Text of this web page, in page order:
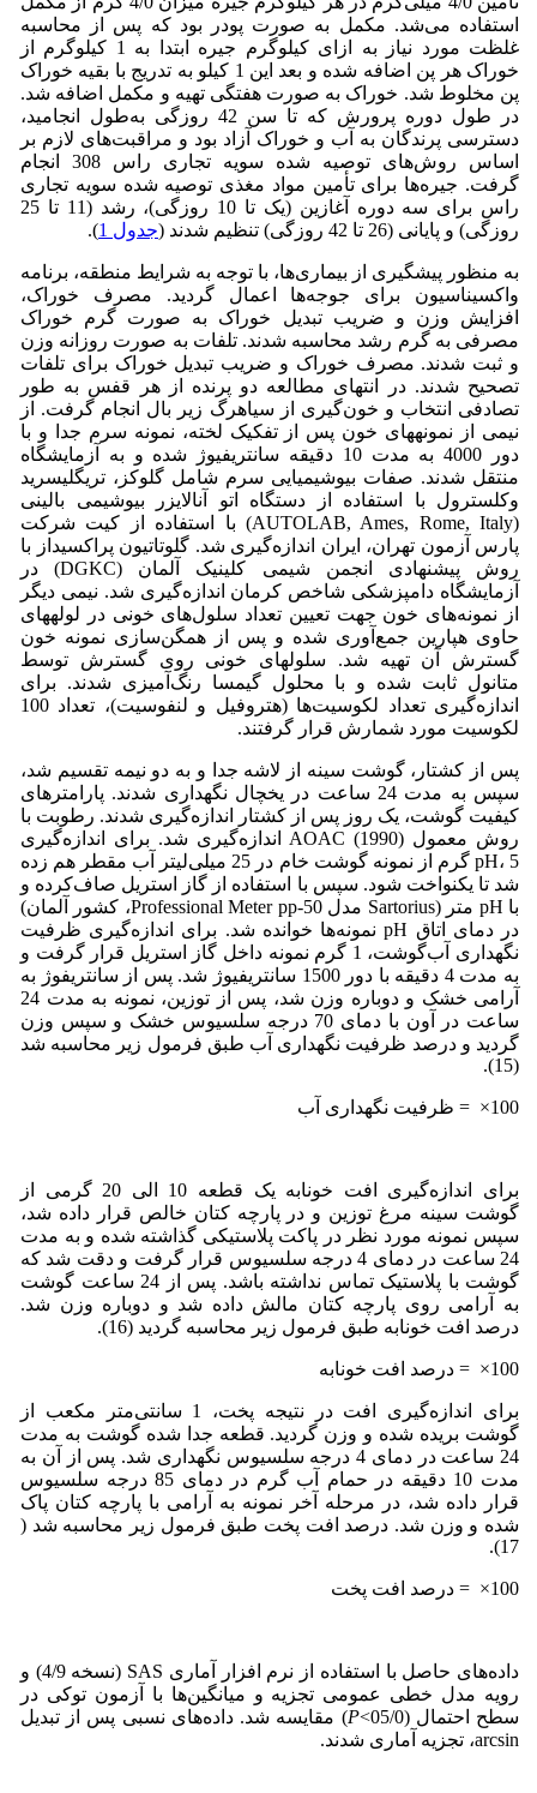
استفاده می‌شد. مکمل‌ به صورت پودر بود که پس از محاسبه
غلظت مورد نیاز به ازای کیلوگرم جیره ابتدا به 1 کیلوگرم از
خوراک هر پن اضافه شده و بعد این 1 کیلو به تدریج با بقیه خوراک
پن مخلوط شد. خوراک به صورت هفتگی تهیه و مکمل اضافه شد.
در طول دوره پرورش که تا سن 42 روزگی به‌طول انجامید،
دسترسی پرندگان به آب و خوراک آزاد بود و مراقبت‌های لازم بر
اساس روش‌های توصیه شده سویه تجاری راس 308 انجام
گرفت. جیره‌ها برای تأمین مواد مغذی توصیه شده سویه تجاری
راس برای سه دوره آغازین (یک تا 10 روزگی)، رشد (11 تا 25
روزگی) و پایانی (26 تا 42 روزگی) تنظیم شدند (
جدول 1 ).
به منظور پیشگیری از بیماری‌ها، با توجه به شرایط منطقه، برنامه
واکسیناسیون برای جوجه‌ها اعمال گردید. مصرف خوراک،
افزایش وزن و ضریب تبدیل خوراک به صورت گرم خوراک
مصرفی به گرم رشد محاسبه شدند. تلفات به صورت روزانه وزن
و ثبت شدند. مصرف خوراک و ضریب تبدیل خوراک برای تلفات
تصحیح شدند. در انتهای مطالعه دو پرنده از هر قفس به طور
تصادفی انتخاب و خون‌گیری از سیاهرگ زیر بال انجام گرفت. از
نیمی از نمونه‏های خون پس از تفکیک لخته، نمونه سرم جدا و با
دور 4000 به مدت 10 دقیقه سانتریفیوژ شده و به آزمایشگاه
منتقل شدند. صفات بیوشیمیایی سرم شامل گلوکز، تری‏گلیسرید
وکلسترول با استفاده از دستگاه اتو آنالایزر بیوشیمی بالینی
(AUTOLAB, Ames, Rome, Italy) با استفاده از کیت شرکت
پارس آزمون تهران، ایران اندازه‌گیری شد. گلوتاتیون پراکسیداز با
روش پیشنهادی انجمن شیمی کلینیک آلمان (DGKC) در
آزمایشگاه دامپزشکی شاخص کرمان اندازه‌گیری شد. نیمی دیگر
از نمونه‌های خون جهت تعیین تعداد سلول‌های خونی در لوله‏های
حاوی هپارین جمع‌آوری شده و پس از همگن‌سازی نمونه خون
گسترش آن تهیه شد. سلول‏های خونی روی گسترش توسط
متانول ثابت شده و با محلول گیمسا رنگ‌آمیزی ‌شدند. برای
اندازه‌گیری تعداد لکوسیت‌ها (هتروفیل و لنفوسیت)، تعداد 100
لکوسیت مورد شمارش قرار گرفتند.
پس از کشتار، گوشت سینه از لاشه جدا و به دو نیمه تقسیم شد،
سپس به مدت 24 ساعت در یخچال نگهداری شدند. پارامترهای
کیفیت گوشت، یک روز پس از کشتار اندازه‌گیری شدند. رطوبت با
روش معمول AOAC (1990) اندازه‌گیری شد. برای اندازه‌گیری
pH، 5 گرم از نمونه گوشت خام در 25 میلی‌لیتر آب مقطر هم زده
شد تا یکنواخت شود. سپس با استفاده از گاز استریل صاف‌کرده و
با pH متر (Sartorius مدل Professional Meter pp-50، کشور آلمان)
در دمای اتاق pH نمونه‌ها خوانده ‌شد. برای اندازه‌گیری ظرفیت
نگهداری آب‌گوشت، 1 گرم نمونه داخل گاز استریل قرار گرفت و
به مدت 4 دقیقه با دور 1500 سانتریفیوژ شد. پس از سانتریفوژ به
آرامی خشک و دوباره وزن شد، پس از توزین، نمونه به مدت 24
ساعت در آون با دمای 70 درجه سلسیوس خشک و سپس وزن
گردید و درصد ظرفیت نگهداری آب طبق فرمول زیر محاسبه شد
(15).
100× = ظرفیت نگهداری آب
برای اندازه‌گیری افت خونابه یک قطعه 10 الی 20 گرمی از
گوشت سینه مرغ توزین و در پارچه کتان خالص قرار داده شد،
سپس نمونه مورد نظر در پاکت پلاستیکی گذاشته‌ شده و به مدت
24 ساعت در دمای 4 درجه سلسیوس قرار گرفت و دقت شد که
گوشت با پلاستیک تماس نداشته باشد. پس از 24 ساعت گوشت
به آرامی روی پارچه کتان مالش داده شد و دوباره وزن شد.
درصد افت خونابه طبق فرمول زیر محاسبه گردید (16).
100× = درصد افت خونابه
برای اندازه‌گیری افت در نتیجه پخت، 1 سانتی‌متر مکعب از
گوشت بریده ‌شده و وزن گردید. قطعه جدا شده گوشت به مدت
24 ساعت در دمای 4 درجه سلسیوس نگهداری شد. پس از آن به
مدت 10 دقیقه در حمام آب گرم در دمای 85 درجه سلسیوس
قرار داده شد، در مرحله آخر نمونه به آرامی با پارچه کتان پاک
‌شده و وزن شد. درصد افت پخت طبق فرمول زیر محاسبه شد (
17).
100× = درصد افت پخت
داده‌های حاصل با استفاده از نرم افزار آماری SAS (نسخه 4/9) و
رویه مدل خطی عمومی تجزیه و میانگین‌ها با آزمون توکی در
سطح احتمال (05/0>
P) مقایسه شد. داده‌های نسبی پس از تبدیل
arcsin، تجزیه آماری شدند.